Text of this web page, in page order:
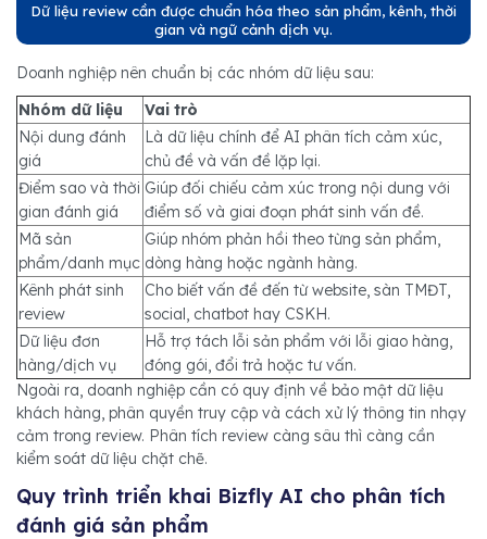
Dữ liệu review cần được chuẩn hóa theo sản phẩm, kênh, thời
gian và ngữ cảnh dịch vụ.
Doanh nghiệp nên chuẩn bị các nhóm dữ liệu sau:
Nhóm dữ liệu
Vai trò
Nội dung đánh
giá
Là dữ liệu chính để AI phân tích cảm xúc,
chủ đề và vấn đề lặp lại.
Điểm sao và thời
gian đánh giá
Giúp đối chiếu cảm xúc trong nội dung với
điểm số và giai đoạn phát sinh vấn đề.
Mã sản
phẩm/danh mục
Giúp nhóm phản hồi theo từng sản phẩm,
dòng hàng hoặc ngành hàng.
Kênh phát sinh
review
Cho biết vấn đề đến từ website, sàn TMĐT,
social, chatbot hay CSKH.
Dữ liệu đơn
hàng/dịch vụ
Hỗ trợ tách lỗi sản phẩm với lỗi giao hàng,
đóng gói, đổi trả hoặc tư vấn.
Ngoài ra, doanh nghiệp cần có quy định về bảo mật dữ liệu
khách hàng, phân quyền truy cập và cách xử lý thông tin nhạy
cảm trong review. Phân tích review càng sâu thì càng cần
kiểm soát dữ liệu chặt chẽ.
Quy trình triển khai Bizfly AI cho phân tích
đánh giá sản phẩm